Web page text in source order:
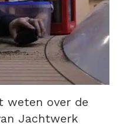
weten over de
Jachtwerk